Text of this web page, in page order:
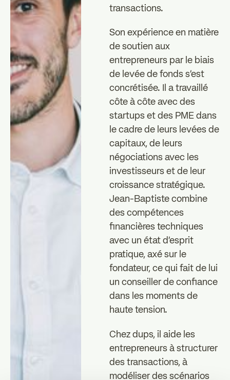
transactions.
Son expérience en matière
de soutien aux
entrepreneurs par le biais
de levée de fonds s'est
concrétisée. Il a travaillé
côte à côte avec des
startups et des PME dans
le cadre de leurs levées de
capitaux, de leurs
négociations avec les
investisseurs et de leur
croissance stratégique.
Jean-Baptiste combine
des compétences
financières techniques
avec un état d'esprit
pratique, axé sur le
fondateur, ce qui fait de lui
un conseiller de confiance
dans les moments de
haute tension.
Chez dups, il aide les
entrepreneurs à structurer
des transactions, à
modéliser des scénarios